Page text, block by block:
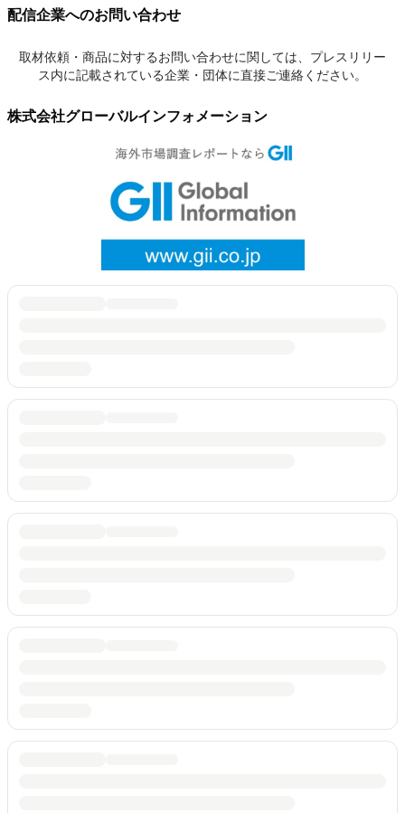
配信企業へのお問い合わせ
取材依頼・商品に対するお問い合わせに関しては、プレスリリー
ス内に記載されている企業・団体に直接ご連絡ください。
株式会社グローバルインフォメーション